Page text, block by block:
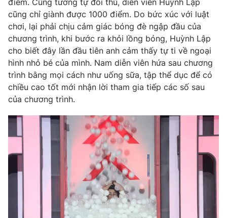
Theo dõi báo trên
Cơ quan chủ quản:Đài Truyền hình Việt Nam
Cơ quan báo chí:Thời báo VTV
Giấy phép hoạt động báo in và báo điện tử số 483/GP-BTTTT
cấp ngày 29/12/2023
Tổng Biên tập:Vũ Thanh Thủy
Phó Tổng Biên tập: Nguyễn Thị Mỹ Hạnh, Phạm Quốc Thắng,
Nguyễn Trọng Ninh
Tổng đài VTV:024.38 355 931 - 024.38 355 932
Ðiện thoại Thời báo VTV:024.66 897 897
Email:
toasoan@vtv.vn
Liên hệ quảng cáo:024-7300.7108
cũng chỉ giành được 1000 điểm. Do bức xúc với luật
chơi, lại phải chịu cảm giác bóng đè ngập đầu của
chương trình, khi bước ra khỏi lồng bóng, Huỳnh Lập
cho biết đây lần đầu tiên anh cảm thấy tự ti về ngoại
hình nhỏ bé của mình. Nam diễn viên hứa sau chương
trình bằng mọi cách như uống sữa, tập thể dục để có
chiều cao tốt mới nhận lời tham gia tiếp các số sau
của chương trình.